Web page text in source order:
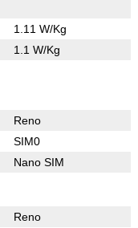
1.11 W/Kg
1.1 W/Kg
Reno
SIM0
Nano SIM
Reno